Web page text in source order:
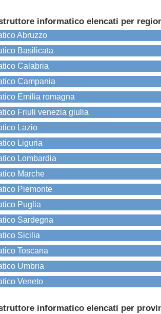
informatico elencati per
Abruzzo
Basilicata
Calabria
Campania
Emilia romagna
Friuli venezia giulia
Lazio
Liguria
Lombardia
Marche
Piemonte
Puglia
Sardegna
Sicilia
Toscana
Umbria
Veneto
informatico elencati per